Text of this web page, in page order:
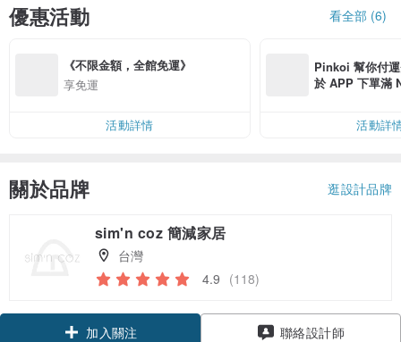
優惠活動 看全部 (6)
《不限金額，全館免運》
享免運
活動詳情
Pinkoi 幫你付
於 APP 下單滿
活動詳
關於品牌 逛設計品牌
sim'n coz 簡減家居
台灣
4.9 (118)
加入關注 聯絡設計師